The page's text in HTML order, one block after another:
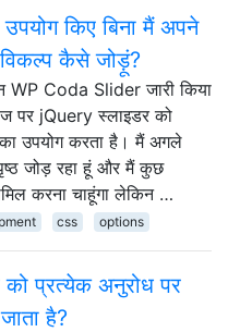
किए बिना मैं अपने
कैसे जोड़ूं?
WP Coda Slider जारी किया
पर jQuery स्लाइडर को
उपयोग करता है। मैं अगले
जोड़ रहा हूं और मैं कुछ
करना चाहूंगा लेकिन …
css options
को प्रत्येक अनुरोध पर
है?